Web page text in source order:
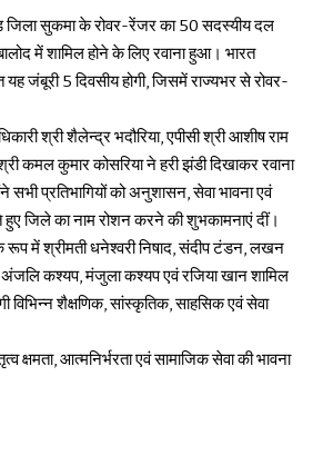
जिला सुकमा के रोवर-रेंजर का 50 सदस्यीय दल
में शामिल होने के लिए रवाना हुआ। भारत
यह जंबूरी 5 दिवसीय होगी, जिसमें राज्यभर से रोवर-
श्री शैलेन्द्र भदौरिया, एपीसी श्री आशीष राम
कमल कुमार कोसरिया ने हरी झंडी दिखाकर रवाना
प्रतिभागियों को अनुशासन, सेवा भावना एवं
जिले का नाम रोशन करने की शुभकामनाएं दीं।
रूप में श्रीमती धनेश्वरी निषाद, संदीप टंडन, लखन
अंजलि कश्यप, मंजुला कश्यप एवं रजिया खान शामिल
विभिन्न शैक्षणिक, सांस्कृतिक, साहसिक एवं सेवा
आत्मनिर्भरता एवं सामाजिक सेवा की भावना